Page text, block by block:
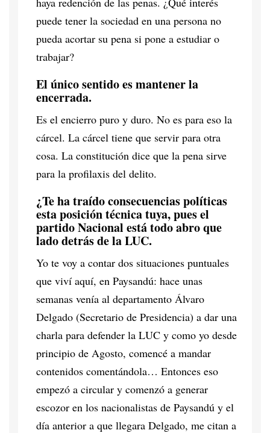
puede tener la sociedad en una persona no
pueda acortar su pena si pone a estudiar o
trabajar?
El único sentido es mantener la
encerrada.
Es el encierro puro y duro. No es para eso la
cárcel. La cárcel tiene que servir para otra
cosa. La constitución dice que la pena sirve
para la profilaxis del delito.
¿Te ha traído consecuencias políticas
esta posición técnica tuya, pues el
partido Nacional está todo abro que
lado detrás de la LUC.
Yo te voy a contar dos situaciones puntuales
que viví aquí, en Paysandú: hace unas
semanas venía al departamento Álvaro
Delgado (Secretario de Presidencia) a dar una
charla para defender la LUC y como yo desde
principio de Agosto, comencé a mandar
contenidos comentándola… Entonces eso
empezó a circular y comenzó a generar
escozor en los nacionalistas de Paysandú y el
día anterior a que llegara Delgado, me citan a